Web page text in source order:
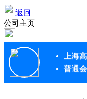
返回
公司主页
上海
普通